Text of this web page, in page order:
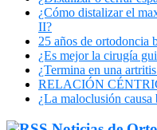
¿Cómo distalizar el
II?
25 años de ortodoncia
¿Es mejor la cirugía
¿Termina en una
RELACIÓN
¿La maloclusión causa